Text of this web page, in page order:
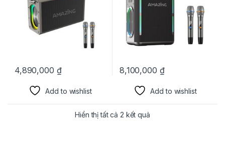
4,890,000 ₫
Add to wishlist
8,100,000 ₫
Add to wishlist
Hiển thị tất cả 2 kết quả